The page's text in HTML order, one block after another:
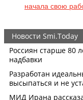
начала свою